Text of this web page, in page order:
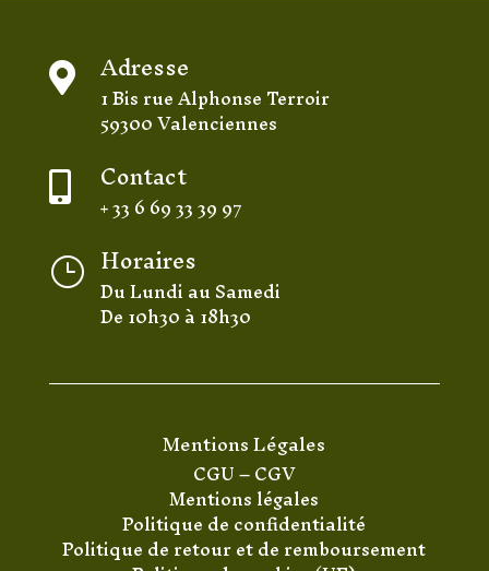
 Adresse
1 Bis rue Alphonse Terroir
59300 Valenciennes
 Contact
+ 33 6 69 33 39 97
} Horaires
Du Lundi au Samedi
De 10h30 à 18h30
Mentions Légales
CGU–CGV
Mentions légales
Politique de confidentialité
Politique de retour et de remboursement